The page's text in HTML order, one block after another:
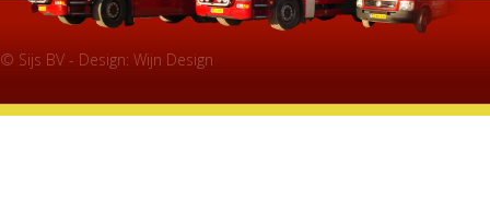
© Sijs BV - Design: Wijn Design